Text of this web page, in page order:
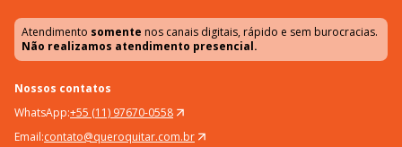
Atendimento somente nos canais digitais, rápido e sem burocracias.
Não realizamos atendimento presencial.
Nossos contatos
WhatsApp:+55 (11) 97670-0558
Email:contato@queroquitar.com.br